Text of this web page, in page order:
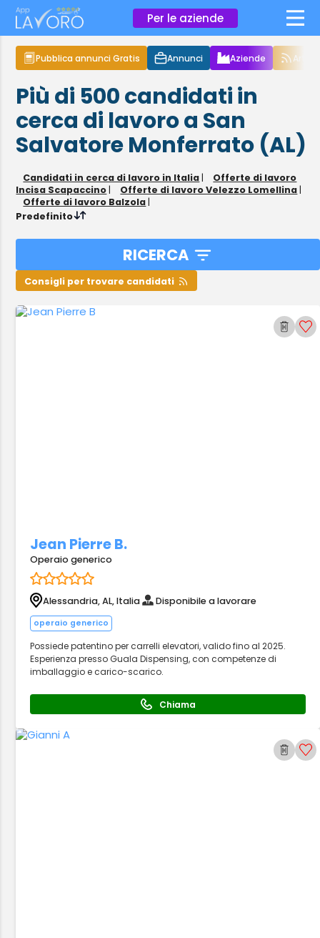
Per le aziende ×
Pubblica annunci Gratis Annunci Aziende
Più di 500candidati in
cerca di lavoroa San
Salvatore Monferrato (AL)
Candidati in cerca di lavoro in Italia |
Offerte di lavoro
Incisa Scapaccino | Offerte di lavoro Velezzo Lomellina |
Offerte di lavoro Balzola |
Predefinito
RICERCA
Consigli per trovare candidati
Jean Pierre B.
Operaio generico
Alessandria, AL, Italia Disponibile a lavorare
operaio generico
Possiede patentino per carrelli elevatori, valido fino al 2025.
Esperienza presso Guala Dispensing, con competenze di
imballaggio e carico-scarico.
Chiama